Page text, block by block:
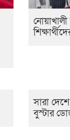
সারা
বুস্টার